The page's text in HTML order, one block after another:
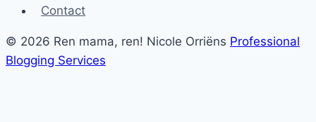
Contact
© 2026 Ren mama, ren! Nicole Orriëns Professional
Blogging Services